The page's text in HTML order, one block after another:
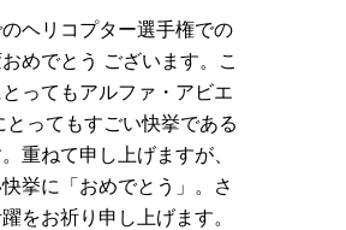
ヘリコプター選手権での
めでとう ございます。こ
ってもアルファ・アビエ
とってもすごい快挙である
重ねて申し上げますが、
挙に「おめでとう」。さ
をお祈り申し上げます。